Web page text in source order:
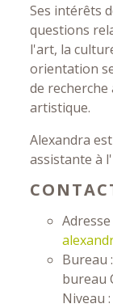
Ses intérêts
questions
l'art, la
orientation
de
artistique.
Alexandra
assistante à
Bureau
bureau
Niveau :